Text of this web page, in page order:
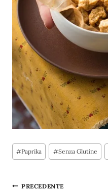
Tag
articolo:
#Paprika #Senza Glutine
Navigazione
PRECEDENTE